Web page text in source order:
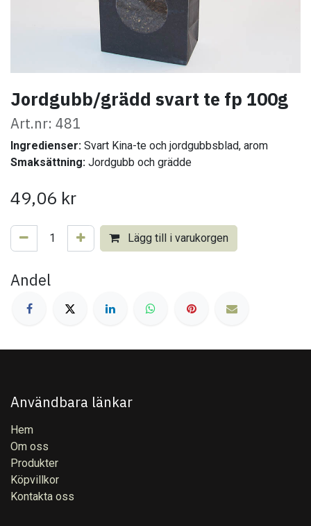
Jordgubb/grädd svart te fp 100g
Art.nr: 481
Ingredienser: Svart Kina-te och jordgubbsblad, arom
Smaksättning: Jordgubb och grädde
49,06 kr
Lägg till i varukorgen
Andel
Användbara länkar
Hem
Om oss
Produkter
Köpvillkor
Kontakta oss